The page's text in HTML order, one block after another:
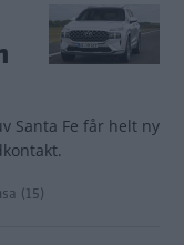
Santa Fe får helt ny
(15)